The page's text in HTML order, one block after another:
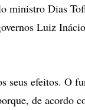
ministro Dias
Luiz
seus efeitos. O
de acordo